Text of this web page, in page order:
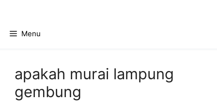
contentMenu
apakah murai lampung
gembung